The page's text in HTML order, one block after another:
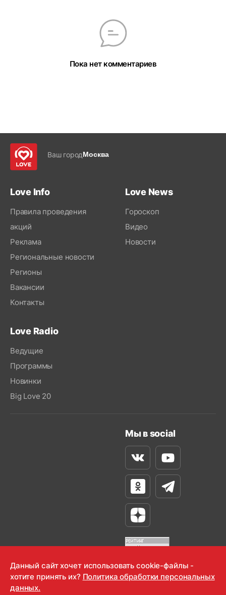
Пока нет комментариев
Ваш городМосква
Love Info
Правила проведения
акций
Реклама
Региональные новости
Регионы
Вакансии
Контакты
Love News
Гороскоп
Видео
Новости
Love Radio
Ведущие
Программы
Новинки
Big Love 20
Мы в social
ВконтактеYoutube
Одноклассники
Телеграм
Яндекс Дзен
OOO "Радио-Любовь" 2000-2026
Данный сайт хочет использовать cookie-файлы -
хотите принять их? Политика обработки персональных
данных.